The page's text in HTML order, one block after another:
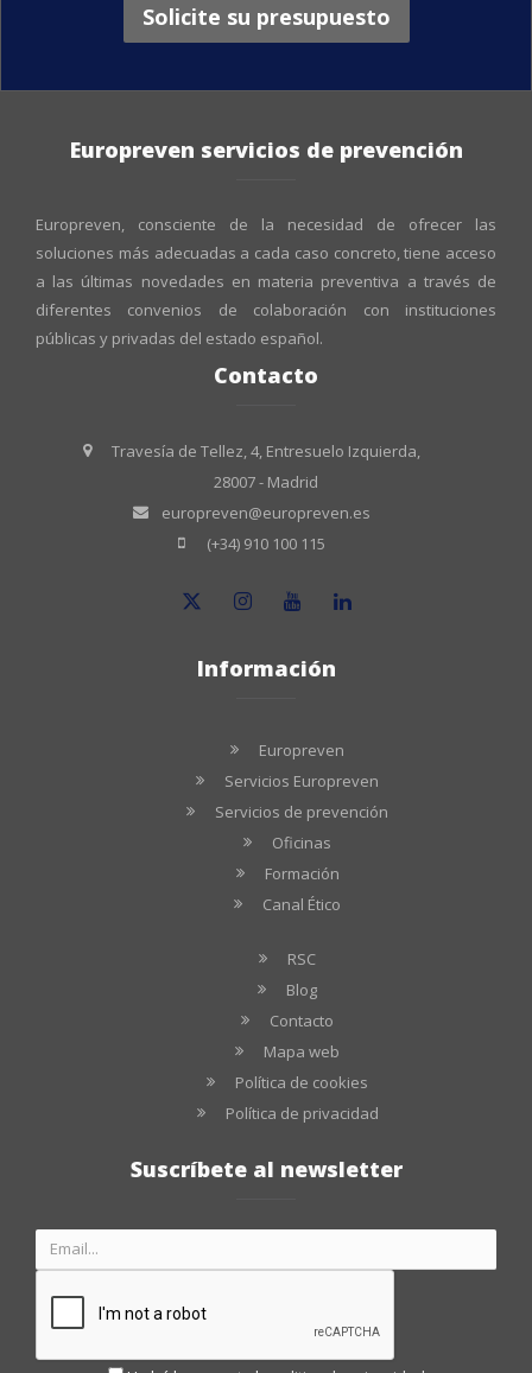
Solicite su presupuesto
Europreven servicios de prevención
Europreven, consciente de la necesidad de ofrecer las
soluciones más adecuadas a cada caso concreto, tiene acceso
a las últimas novedades en materia preventiva a través de
diferentes convenios de colaboración con instituciones
públicas y privadas del estado español.
Contacto
Travesía de Tellez, 4, Entresuelo Izquierda,
28007 - Madrid
europreven@europreven.es
(+34) 910 100 115
Información
Europreven
Servicios Europreven
Servicios de prevención
Oficinas
Formación
Canal Ético
RSC
Blog
Contacto
Mapa web
Política de cookies
Política de privacidad
Suscríbete al newsletter